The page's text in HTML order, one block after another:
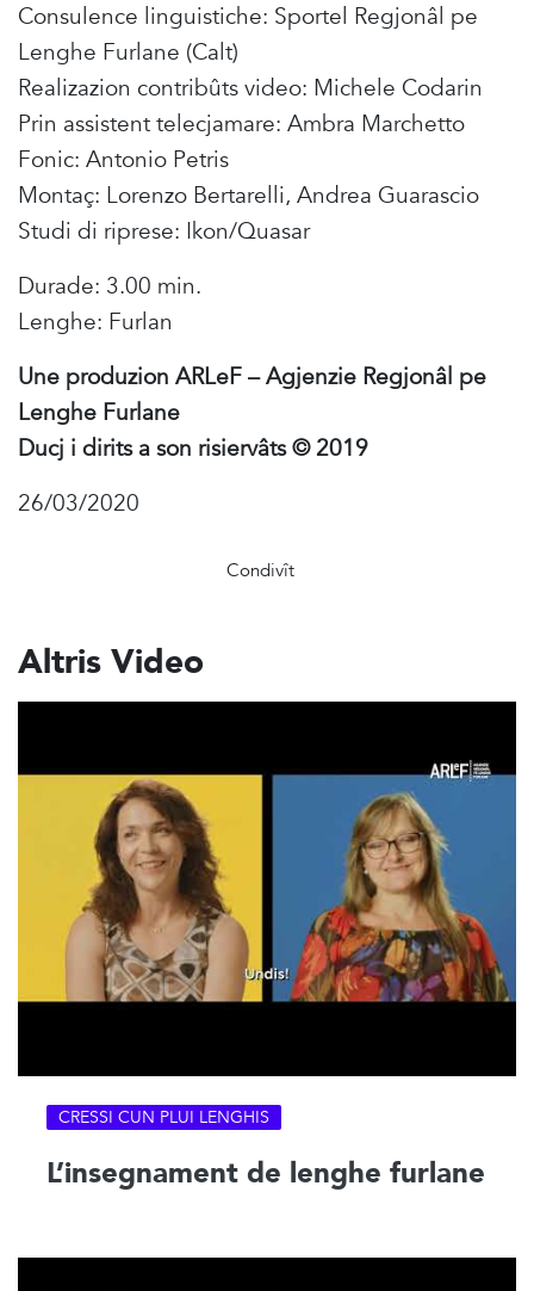
Consulence linguistiche: Sportel Regjonâl pe
Lenghe Furlane (Calt)
Realizazion contribûts video: Michele Codarin
Prin assistent telecjamare: Ambra Marchetto
Fonic: Antonio Petris
Montaç: Lorenzo Bertarelli, Andrea Guarascio
Studi di riprese: Ikon/Quasar
Durade: 3.00 min.
Lenghe: Furlan
Une produzion ARLeF – Agjenzie Regjonâl pe
Lenghe Furlane
Ducj i dirits a son risiervâts © 2019
26/03/2020
Condivît
Altris Video
CRESSI CUN PLUI LENGHIS
L’insegnament de lenghe furlane